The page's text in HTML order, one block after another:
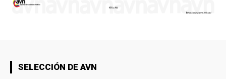
SELECCIÓN DE AVN